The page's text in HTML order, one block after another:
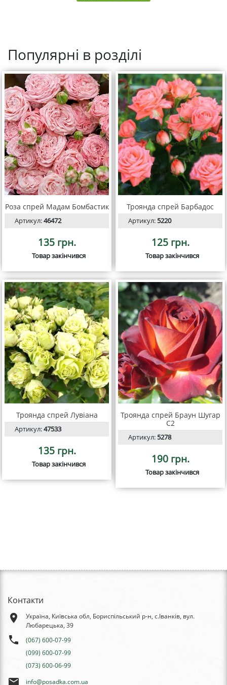
Популярні в розділі
Роза спрей Мадам Бомбастик
Артикул:46472
135 грн.
Товар закінчився
Троянда спрей Барбадос
Артикул:5220
125 грн.
Товар закінчився
Троянда спрей Лувіана
Артикул:47533
135 грн.
Товар закінчився
Троянда спрей Браун Шугар
С2
Артикул:5278
190 грн.
Товар закінчився
Контакти
place
Україна, Київська обл, Бориспільський р-н, с.Іванків, вул.
Любарецька, 39
phone
(067) 600-07-99
(099) 600-07-99
(073) 600-06-99
email info@posadka.com.ua